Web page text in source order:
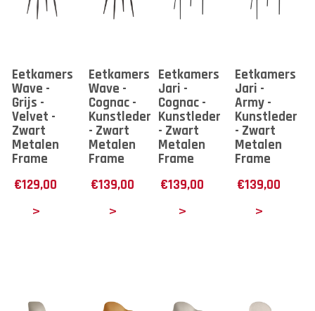
Eetkamerstoel
Wave -
Grijs -
Velvet -
Zwart
Metalen
Frame
€129,00
Eetkamerstoel
Wave -
Cognac -
Kunstleder
- Zwart
Metalen
Frame
€139,00
Eetkamerstoel
Jari -
Cognac -
Kunstleder
- Zwart
Metalen
Frame
€139,00
Jari -
Army -
Kunstleder
- Zwart
Metalen
Frame
€139,00